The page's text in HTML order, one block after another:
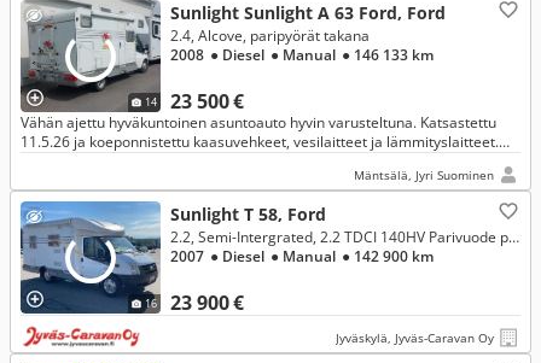
14
Sunlight Sunlight A 63 Ford, Ford
23 500 €
2.4, Alcove, paripyörät takana
2008 ● Diesel ● Manual ● 146 133 km
Vähän ajettu hyväkuntoinen asuntoauto hyvin varusteltuna. Katsastettu
11.5.26 ja koeponnistettu kaasuvehkeet, vesilaitteet ja lämmityslaitteet.
Mäntsälä, Jyri Suominen
16
Sunlight T 58, Ford
23 900 €
2.2, Semi-Intergrated, 2.2 TDCI 140HV Parivuode pitkittäin
2007 ● Diesel ● Manual ● 142 900 km
Jyväskylä, Jyväs-Caravan Oy